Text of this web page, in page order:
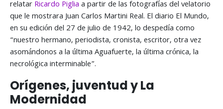
relatarRicardo Pigliaa partir de las fotografías del velatorio
que le mostrara Juan Carlos Martini Real. El diario El Mundo,
en su edición del 27 de julio de 1942, lo despedía como
“nuestro hermano, periodista, cronista, escritor, otra vez
asomándonos a la última Aguafuerte, la última crónica, la
necrológica interminable”.
Orígenes, juventud y La
Modernidad